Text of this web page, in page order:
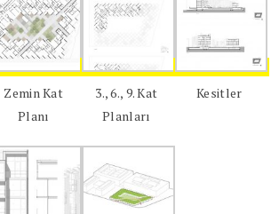
Zemin Kat
Planı
3., 6., 9. Kat
Planları
Kesitler